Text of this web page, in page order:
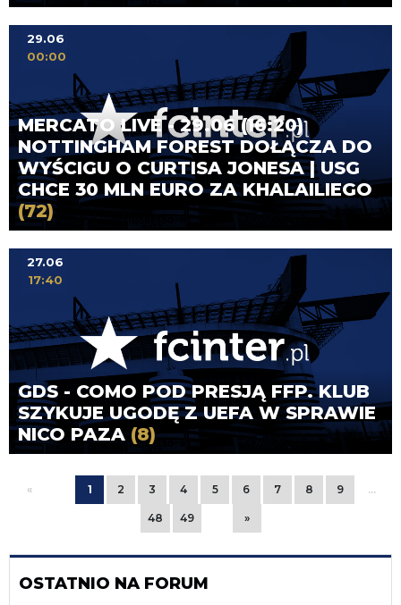
MERCATO LIVE - 29.06 (16:20)
NOTTINGHAM FOREST DOŁĄCZA DO
WYŚCIGU O CURTISA JONESA | USG
CHCE 30 MLN EURO ZA KHALAILIEGO
(72)
29.06
00:00
GDS - COMO POD PRESJĄ FFP. KLUB
SZYKUJE UGODĘ Z UEFA W SPRAWIE
NICO PAZA (8)
27.06
17:40
« 1 2 3 4 5 6 7 8 9 …
48 49 »
OSTATNIO NA FORUM